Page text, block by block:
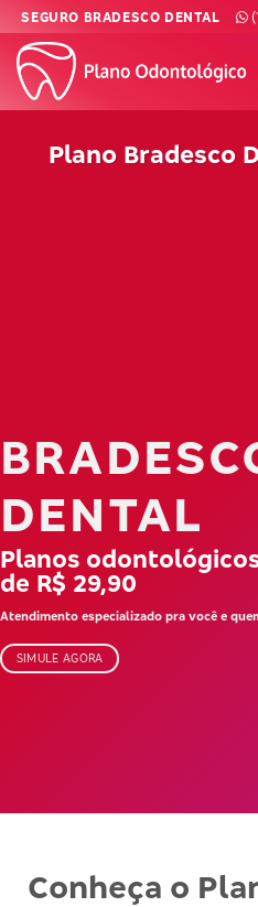
Skip
content
SEGURO BRADESCO DENTAL
Plano Bradesco
DENTAL
Planos
de R$ 29,90
Atendimento especializado pra você e
SIMULE AGORA
Conheça o